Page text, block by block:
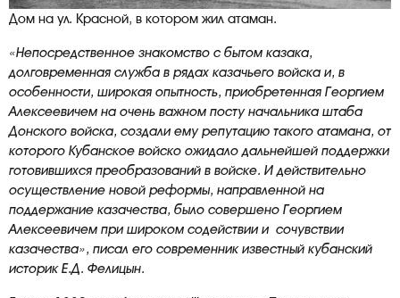
Дом на ул. Красной, в котором жил атаман.
«Непосредственное знакомство с бытом казака,
долговременная служба в рядах казачьего войска и, в
особенности, широкая опытность, приобретенная Георгием
Алексеевичем на очень важном посту начальника штаба
Донского войска, создали ему репутацию такого атамана, от
которого Кубанское войско ожидало дальнейшей поддержки
готовившихся преобразований в войске. И действительно
осуществление новой реформы, направленной на
поддержание казачества, было совершено Георгием
Алексеевичем при широком содействии и сочувствии
казачества», писал его современник известный кубанский
историк Е.Д. Фелицын.